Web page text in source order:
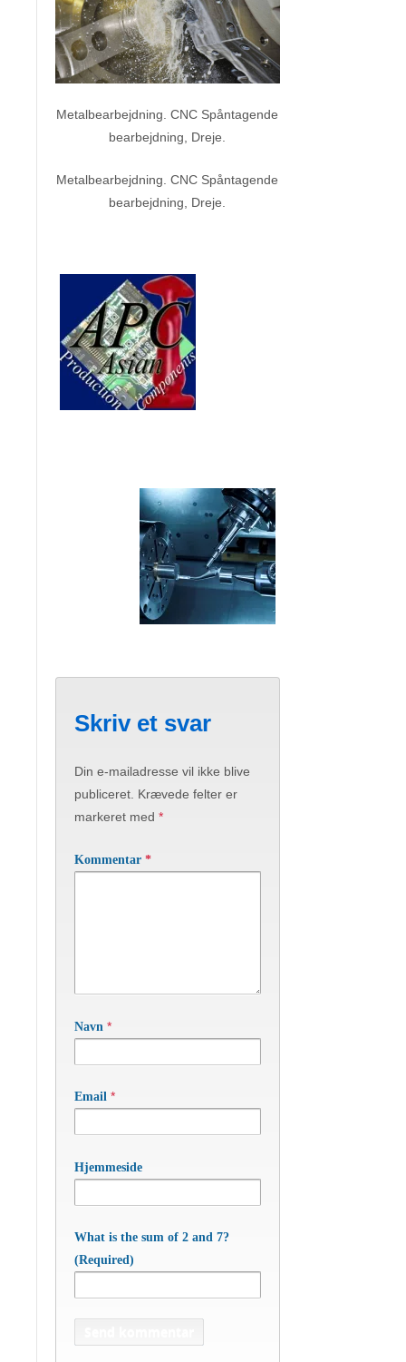
Metalbearbejdning. CNC Spåntagende
bearbejdning, Dreje.
Metalbearbejdning. CNC Spåntagende
bearbejdning, Dreje.
Skriv et svar
Din e-mailadresse vil ikke blive
publiceret. Krævede felter er
markeret med *
Kommentar *
Navn *
Email *
Hjemmeside
What is the sum of 2 and 7?
(Required)